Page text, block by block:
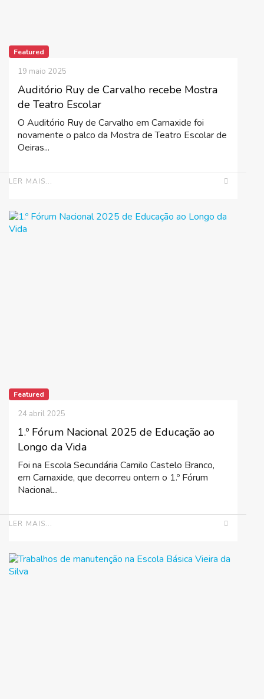
Featured
Auditório Ruy de Carvalho recebe Mostra
de Teatro Escolar
19 maio 2025
O Auditório Ruy de Carvalho em Carnaxide foi
novamente o palco da Mostra de Teatro Escolar de
Oeiras...
LER MAIS...
Featured
1.º Fórum Nacional 2025 de Educação ao
Longo da Vida
24 abril 2025
Foi na Escola Secundária Camilo Castelo Branco,
em Carnaxide, que decorreu ontem o 1.º Fórum
Nacional...
LER MAIS...